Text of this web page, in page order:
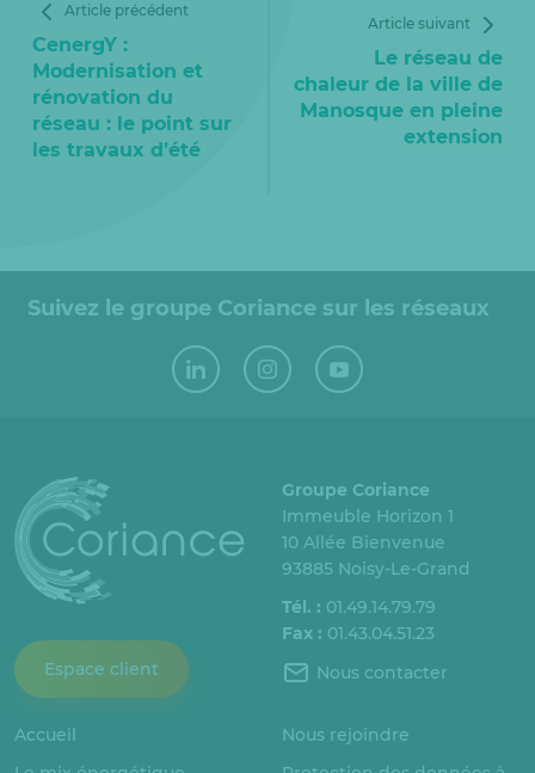
Article précédent
CenergY :
Modernisation et
rénovation du
réseau : le point sur
les travaux d’été
Article suivant
Le réseau de
chaleur de la ville de
Manosque en pleine
extension
Suivez le groupe Coriance sur les réseaux
Espace client
Groupe Coriance
Immeuble Horizon 1
10 Allée Bienvenue
93885 Noisy-Le-Grand
Tél. : 01.49.14.79.79
Fax : 01.43.04.51.23
Nous contacter
Accueil
Nous rejoindre